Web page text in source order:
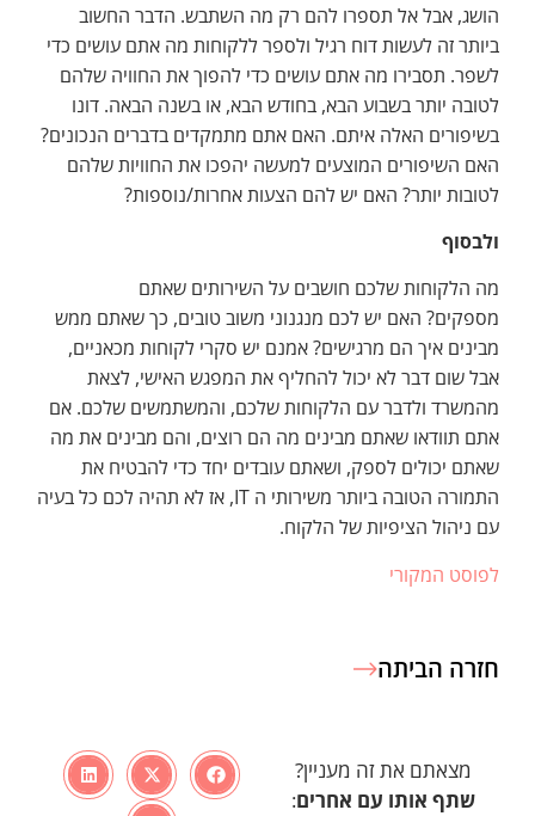
הושג, אבל אל תספרו להם רק מה השתבש. הדבר החשוב
ביותר זה לעשות דוח רגיל ולספר ללקוחות מה אתם עושים כדי
לשפר. תסבירו מה אתם עושים כדי להפוך את החוויה שלהם
לטובה יותר בשבוע הבא, בחודש הבא, או בשנה הבאה. דונו
בשיפורים האלה איתם. האם אתם מתמקדים בדברים הנכונים?
האם השיפורים המוצעים למעשה יהפכו את החוויות שלהם
לטובות יותר? האם יש להם הצעות אחרות/נוספות?
ולבסוף
מה הלקוחות שלכם חושבים על השירותים שאתם
מספקים? האם יש לכם מנגנוני משוב טובים, כך שאתם ממש
מבינים איך הם מרגישים? אמנם יש סקרי לקוחות מכאניים,
אבל שום דבר לא יכול להחליף את המפגש האישי, לצאת
מהמשרד ולדבר עם הלקוחות שלכם, והמשתמשים שלכם. אם
אתם תוודאו שאתם מבינים מה הם רוצים, והם מבינים את מה
שאתם יכולים לספק, ושאתם עובדים יחד כדי להבטיח את
התמורה הטובה ביותר משירותי ה IT, אז לא תהיה לכם כל בעיה
עם ניהול הציפיות של הלקוח.
לפוסט המקורי
חזרה הביתה
מצאתם את זה מעניין?
שתף אותו עם אחרים: